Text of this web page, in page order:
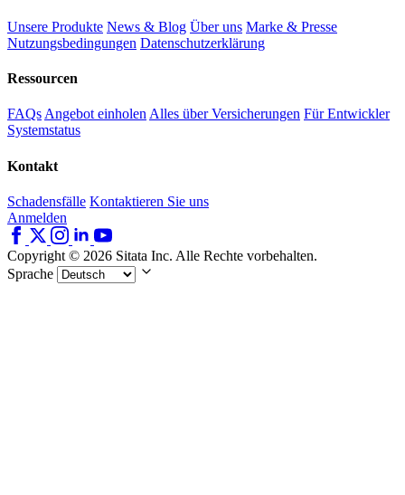
Unsere Produkte News & Blog Über uns Marke & Presse
Nutzungsbedingungen Datenschutzerklärung
Ressourcen
FAQs Angebot einholen Alles über Versicherungen Für Entwickler
Systemstatus
Kontakt
Schadensfälle Kontaktieren Sie uns
Anmelden
Copyright © 2026 Sitata Inc. Alle Rechte vorbehalten.
Sprache